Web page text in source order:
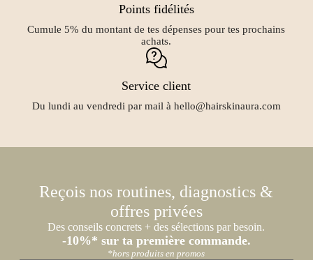
Points fidélités
Cumule 5% du montant de tes dépenses pour tes prochains
achats.
Service client
Du lundi au vendredi par mail à hello@hairskinaura.com
Reçois nos routines, diagnostics &
offres privées
Des conseils concrets + des sélections par besoin.
-10%* sur ta première commande.
*hors produits en promos